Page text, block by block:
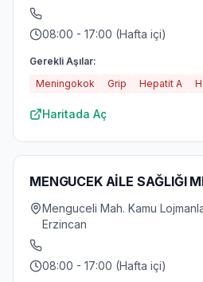
08:00 - 17:00 (Hafta içi)
Gerekli Aşılar:
Meningokok
Grip Hepatit A
Haritada Aç
MENGUCEK AİLE SAĞLIĞI
Menguceli Mah. Kamu
Erzincan
08:00 - 17:00 (Hafta içi)